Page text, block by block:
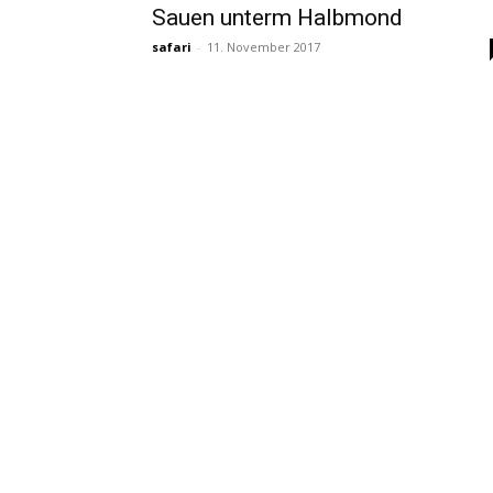
Sauen unterm Halbmond
safari - 11. November 2017